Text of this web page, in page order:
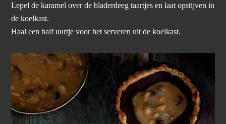
Lepel de karamel over de bladerdeeg taartjes en laat opstijven in
de koelkast.
Haal een half uurtje voor het serveren uit de koelkast.